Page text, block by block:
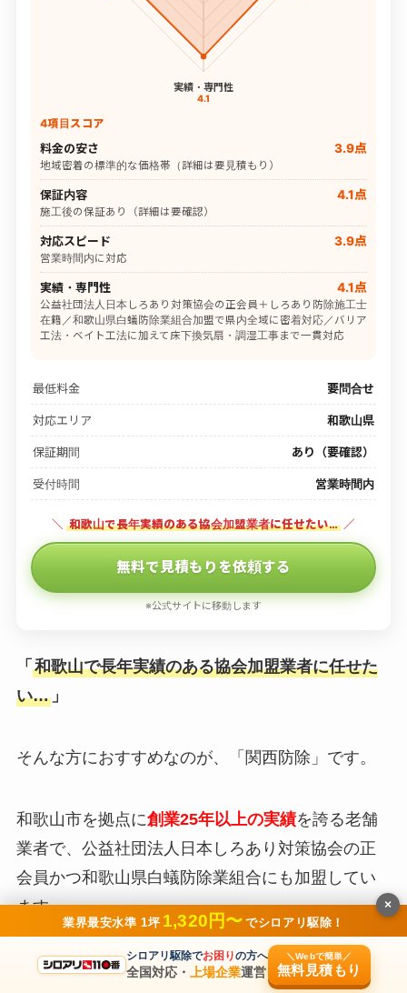
実績・専門性
4.1
4項目スコア
料金の安さ 3.9点
地域密着の標準的な価格帯（詳細は要見積もり）
保証内容 4.1点
施工後の保証あり（詳細は要確認）
対応スピード 3.9点
営業時間内に対応
実績・専門性 4.1点
公益社団法人日本しろあり対策協会の正会員＋しろあり防除施工士
在籍／和歌山県白蟻防除業組合加盟で県内全域に密着対応／バリア
工法・ベイト工法に加えて床下換気扇・調湿工事まで一貫対応
最低料金 要問合せ
対応エリア 和歌山県
保証期間 あり（要確認）
受付時間 営業時間内
＼ 和歌山で長年実績のある協会加盟業者に任せたい… ／
無料で見積もりを依頼する
※公式サイトに移動します
「 和歌山で長年実績のある協会加盟業者に任せた
い…」
そんな方におすすめなのが、「関西防除」です。
和歌山市を拠点に創業25年以上の実績を誇る老舗
業者で、公益社団法人日本しろあり対策協会の正
会員かつ和歌山県白蟻防除業組合にも加盟してい
ます。
しろあり防除施工士の有資格者が施工を担当し、
業界最安水準 1坪 1,320円〜 でシロアリ駆除！
シロアリ駆除でお困りの方へ
全国対応・ 上場企業運営
＼Webで簡単／
無料見積もり
×